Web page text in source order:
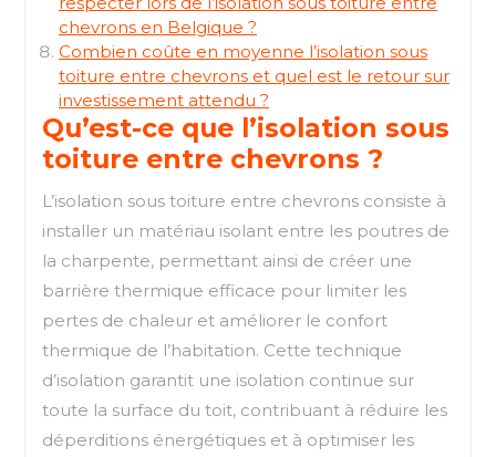
chevrons en Belgique ?
Combien coûte en moyenne l’isolation sous
toiture entre chevrons et quel est le retour sur
investissement attendu ?
Qu’est-ce que l’isolation sous
toiture entre chevrons ?
L’isolation sous toiture entre chevrons consiste à
installer un matériau isolant entre les poutres de
la charpente, permettant ainsi de créer une
barrière thermique efficace pour limiter les
pertes de chaleur et améliorer le confort
thermique de l’habitation. Cette technique
d’isolation garantit une isolation continue sur
toute la surface du toit, contribuant à réduire les
déperditions énergétiques et à optimiser les